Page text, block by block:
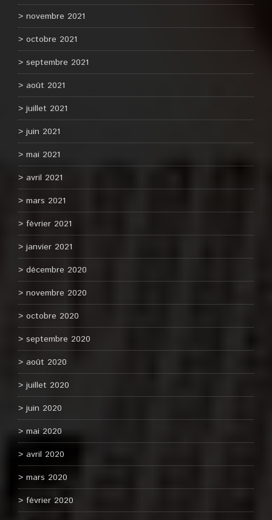
novembre 2021
octobre 2021
septembre 2021
août 2021
juillet 2021
juin 2021
mai 2021
avril 2021
mars 2021
février 2021
janvier 2021
décembre 2020
novembre 2020
octobre 2020
septembre 2020
août 2020
juillet 2020
juin 2020
mai 2020
avril 2020
mars 2020
février 2020